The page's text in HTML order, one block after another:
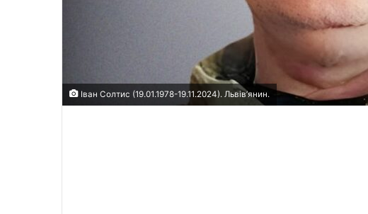
Іван Солтис (19.01.1978-19.11.2024). Львів’янин.